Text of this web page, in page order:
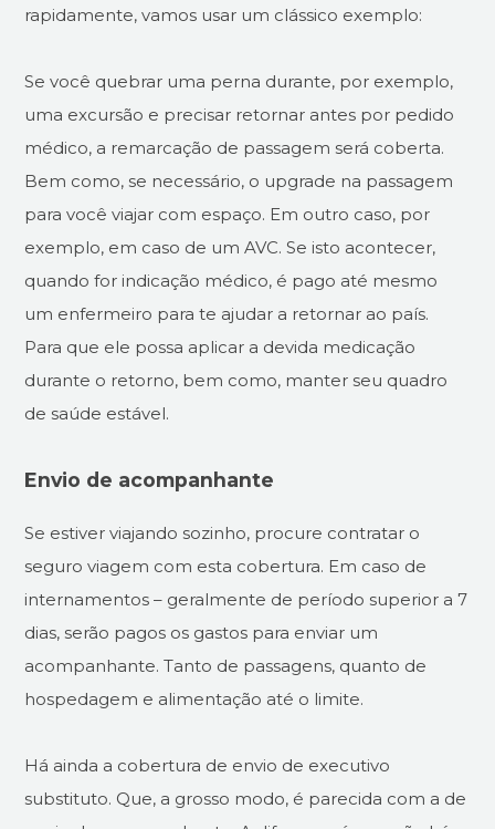
rapidamente, vamos usar um clássico exemplo:
Se você quebrar uma perna durante, por exemplo,
uma excursão e precisar retornar antes por pedido
médico, a remarcação de passagem será coberta.
Bem como, se necessário, o upgrade na passagem
para você viajar com espaço. Em outro caso, por
exemplo, em caso de um AVC. Se isto acontecer,
quando for indicação médico, é pago até mesmo
um enfermeiro para te ajudar a retornar ao país.
Para que ele possa aplicar a devida medicação
durante o retorno, bem como, manter seu quadro
de saúde estável.
Envio de acompanhante
Se estiver viajando sozinho, procure contratar o
seguro viagem com esta cobertura. Em caso de
internamentos – geralmente de período superior a 7
dias, serão pagos os gastos para enviar um
acompanhante. Tanto de passagens, quanto de
hospedagem e alimentação até o limite.
Há ainda a cobertura de envio de executivo
substituto. Que, a grosso modo, é parecida com a de